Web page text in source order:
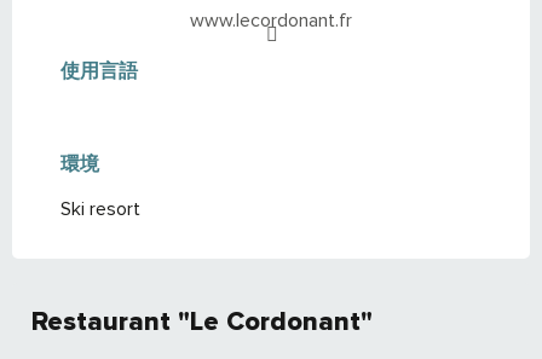
www.lecordonant.fr
使用言語
使用言語
環境
環境
Ski resort
Restaurant "Le Cordonant"